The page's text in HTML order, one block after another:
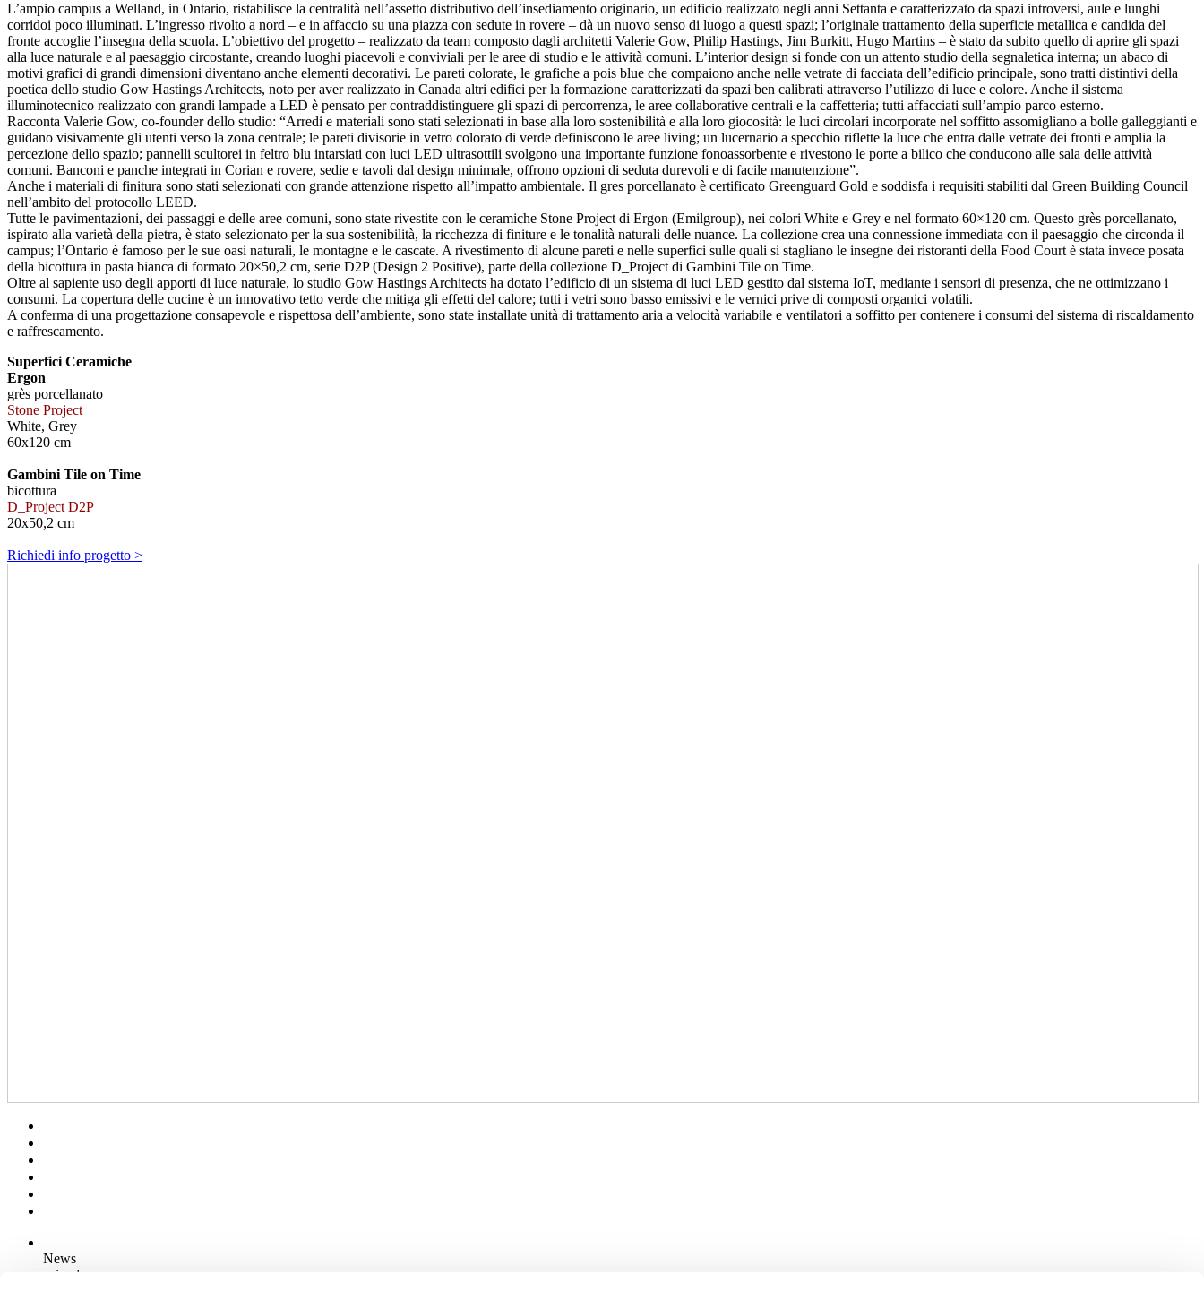
L’ampio campus a Welland, in Ontario, ristabilisce la centralità nell’assetto distributivo dell’insediamento originario, un edificio realizzato negli anni Settanta e caratterizzato da spazi introversi, aule e lunghi
corridoi poco illuminati. L’ingresso rivolto a nord – e in affaccio su una piazza con sedute in rovere – dà un nuovo senso di luogo a questi spazi; l’originale trattamento della superficie metallica e candida del
fronte accoglie l’insegna della scuola. L’obiettivo del progetto – realizzato da team composto dagli architetti Valerie Gow, Philip Hastings, Jim Burkitt, Hugo Martins – è stato da subito quello di aprire gli spazi
alla luce naturale e al paesaggio circostante, creando luoghi piacevoli e conviviali per le aree di studio e le attività comuni. L’interior design si fonde con un attento studio della segnaletica interna; un abaco di
motivi grafici di grandi dimensioni diventano anche elementi decorativi. Le pareti colorate, le grafiche a pois blue che compaiono anche nelle vetrate di facciata dell’edificio principale, sono tratti distintivi della
poetica dello studio Gow Hastings Architects, noto per aver realizzato in Canada altri edifici per la formazione caratterizzati da spazi ben calibrati attraverso l’utilizzo di luce e colore. Anche il sistema
illuminotecnico realizzato con grandi lampade a LED è pensato per contraddistinguere gli spazi di percorrenza, le aree collaborative centrali e la caffetteria; tutti affacciati sull’ampio parco esterno.
Racconta Valerie Gow, co-founder dello studio: “Arredi e materiali sono stati selezionati in base alla loro sostenibilità e alla loro giocosità: le luci circolari incorporate nel soffitto assomigliano a bolle galleggianti e
guidano visivamente gli utenti verso la zona centrale; le pareti divisorie in vetro colorato di verde definiscono le aree living; un lucernario a specchio riflette la luce che entra dalle vetrate dei fronti e amplia la
percezione dello spazio; pannelli scultorei in feltro blu intarsiati con luci LED ultrasottili svolgono una importante funzione fonoassorbente e rivestono le porte a bilico che conducono alle sala delle attività
comuni. Banconi e panche integrati in Corian e rovere, sedie e tavoli dal design minimale, offrono opzioni di seduta durevoli e di facile manutenzione”.
Anche i materiali di finitura sono stati selezionati con grande attenzione rispetto all’impatto ambientale. Il gres porcellanato è certificato Greenguard Gold e soddisfa i requisiti stabiliti dal Green Building Council
nell’ambito del protocollo LEED.
Tutte le pavimentazioni, dei passaggi e delle aree comuni, sono state rivestite con le ceramiche Stone Project di Ergon (Emilgroup), nei colori White e Grey e nel formato 60×120 cm. Questo grès porcellanato,
ispirato alla varietà della pietra, è stato selezionato per la sua sostenibilità, la ricchezza di finiture e le tonalità naturali delle nuance. La collezione crea una connessione immediata con il paesaggio che circonda il
campus; l’Ontario è famoso per le sue oasi naturali, le montagne e le cascate. A rivestimento di alcune pareti e nelle superfici sulle quali si stagliano le insegne dei ristoranti della Food Court è stata invece posata
della bicottura in pasta bianca di formato 20×50,2 cm, serie D2P (Design 2 Positive), parte della collezione D_Project di Gambini Tile on Time.
Oltre al sapiente uso degli apporti di luce naturale, lo studio Gow Hastings Architects ha dotato l’edificio di un sistema di luci LED gestito dal sistema IoT, mediante i sensori di presenza, che ne ottimizzano i
consumi. La copertura delle cucine è un innovativo tetto verde che mitiga gli effetti del calore; tutti i vetri sono basso emissivi e le vernici prive di composti organici volatili.
A conferma di una progettazione consapevole e rispettosa dell’ambiente, sono state installate unità di trattamento aria a velocità variabile e ventilatori a soffitto per contenere i consumi del sistema di riscaldamento
e raffrescamento.
Superfici Ceramiche
Ergon
grès porcellanato
Stone Project
White, Grey
60x120 cm
Gambini Tile on Time
bicottura
D_Project D2P
20x50,2 cm
Richiedi info progetto >
News
aziende